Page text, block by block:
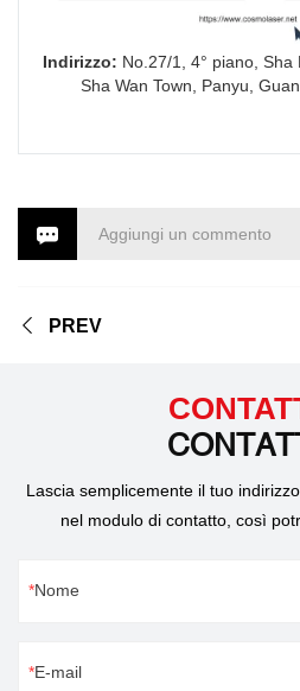
Indirizzo: No.27/1, 4° piano, Sha
Sha Wan Town, Panyu,
Aggiungi un commento
PREV
Lascia semplicemente il tuo
nel modulo di contatto, così
Nome
E-mail